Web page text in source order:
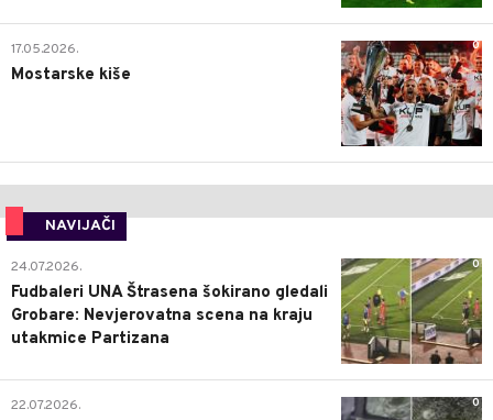
0
17.05.2026.
Mostarske kiše
NAVIJAČI
0
24.07.2026.
Fudbaleri UNA Štrasena šokirano gledali
Grobare: Nevjerovatna scena na kraju
utakmice Partizana
0
22.07.2026.